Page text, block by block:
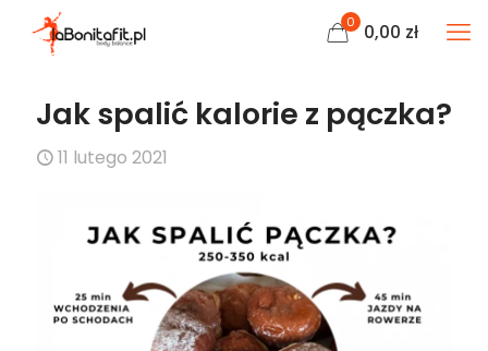
0 0,00 zł
Jak spalić kalorie z pączka?
11 lutego 2021